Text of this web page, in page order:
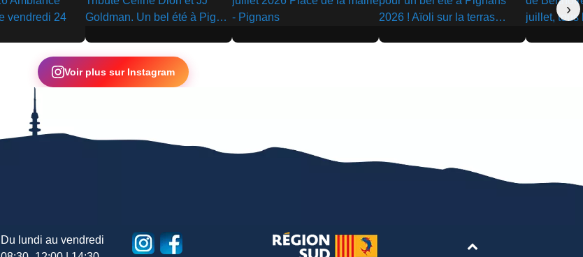
▶ ▶ ▶ ▶
›
Voir plus sur Instagram
Du lundi au vendredi